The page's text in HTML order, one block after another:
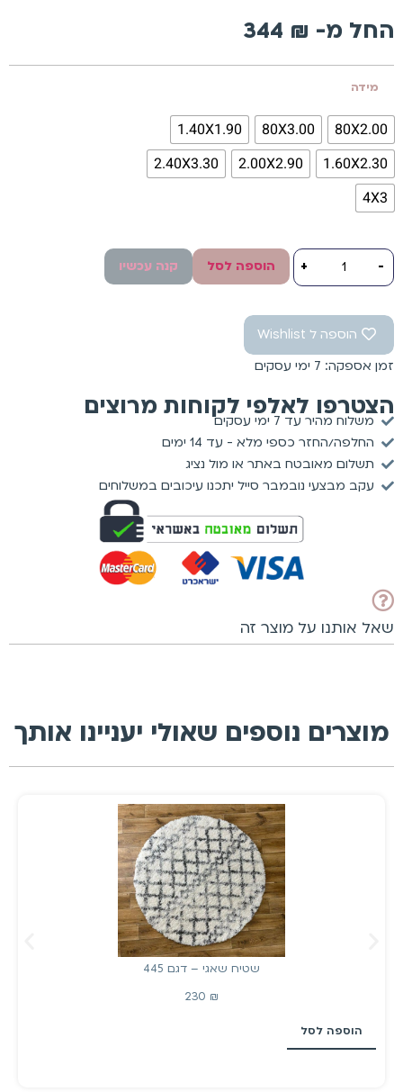
החל מ- 344 ₪
מידה
80X2.00
80X3.00
1.40X1.90
1.60X2.30
2.00X2.90
2.40X3.30
4X3
-
+ הוספה לסל קנה עכשיו
הוספה ל Wishlist
זמן אספקה: 7 ימי עסקים
הצטרפו לאלפי לקוחות מרוצים
משלוח מהיר עד 7 ימי עסקים
החלפה/החזר כספי מלא - עד 14 ימים
תשלום מאובטח באתר או מול נציג
עקב מבצעי נובמבר סייל יתכנו עיכובים במשלוחים
שאל אותנו על מוצר זה
מוצרים נוספים שאולי יעניינו אותך
שטיח שאגי – דגם 445
230 ₪
הוספה לסל